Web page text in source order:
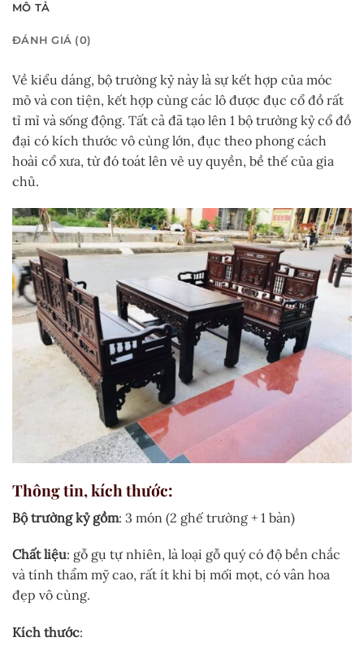
MÔ TẢ
ĐÁNH GIÁ (0)
Về kiểu dáng, bộ trường kỷ này là sự kết hợp của móc
mỏ và con tiện, kết hợp cùng các lô được đục cổ đồ rất
tỉ mỉ và sống động. Tất cả đã tạo lên 1 bộ trường kỷ cổ đồ
đại có kích thước vô cùng lớn, đục theo phong cách
hoài cổ xưa, từ đó toát lên vẻ uy quyền, bề thế của gia
chủ.
Thông tin, kích thước:
Bộ trường kỷ gồm: 3 món (2 ghế trường + 1 bàn)
Chất liệu: gỗ gụ tự nhiên, là loại gỗ quý có độ bền chắc
và tính thẩm mỹ cao, rất ít khi bị mối mọt, có vân hoa
đẹp vô cùng.
Kích thước: